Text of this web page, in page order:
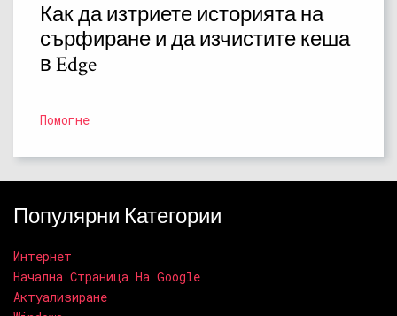
Как да изтриете историята на
сърфиране и да изчистите кеша
в Edge
Помогне
Популярни Категории
Интернет
Начална Страница На Google
Актуализиране